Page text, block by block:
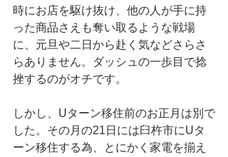
時にお店を駆け抜け、他の人が手に持
った商品さえも奪い取るような戦場
に、元旦や二日から赴く気などさらさ
らありません。ダッシュの一歩目で捻
挫するのがオチです。
しかし、Uターン移住前のお正月は別で
した。その月の21日には臼杵市にUタ
ーン移住する為、とにかく家電を揃え